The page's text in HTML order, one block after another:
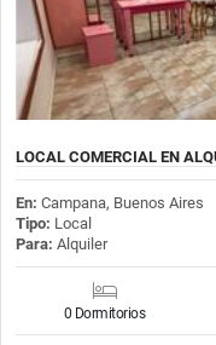
LOCAL COMERCIAL EN
En: Campana, Buenos Aires
Tipo: Local
Para: Alquiler
0 Dormitorios